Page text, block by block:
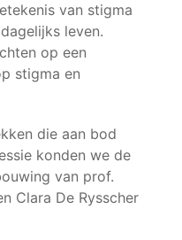
van stigma
leven.
op een
stigma en
die aan bod
konden we de
van prof.
Clara De Rysscher